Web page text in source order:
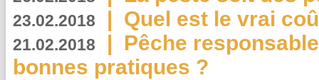
23.02.2018 | Quel est le vrai
21.02.2018 | Pêche
bonnes pratiques ?